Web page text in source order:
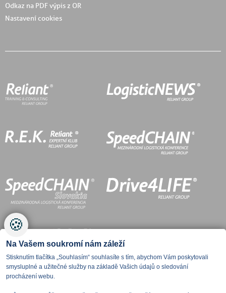
Odkaz na PDF výpis z OR
Nastavení cookies
🍪
Na Vašem soukromí nám záleží
Stisknutím tlačítka „Souhlasím“ souhlasíte s tím, abychom Vám poskytovali
smysluplné a užitečné služby na základě Vašich údajů o sledování
procházení webu.